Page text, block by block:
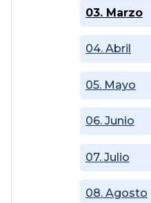
03. Marzo
04. Abril
05. Mayo
06. Junio
07. Julio
08. Agosto